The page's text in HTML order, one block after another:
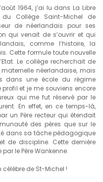
1964, j’ai lu dans La Libre
Collège Saint-Michel de
de néerlandais pour ses
qui venait de s’ouvrir et qui
comme l’histoire, la
Cette formule toute nouvelle
Le collège recherchait de
néerlandaise, mais
dans une école du régime
et je me souviens encore
qui me fut réservé par le
En effet, en ce temps-là,
un Père recteur qui étendait
des pères que sur le
dans sa tâche pédagogique
de discipline. Cette dernière
le Père Wankenne.
célèbre de St-Michel !